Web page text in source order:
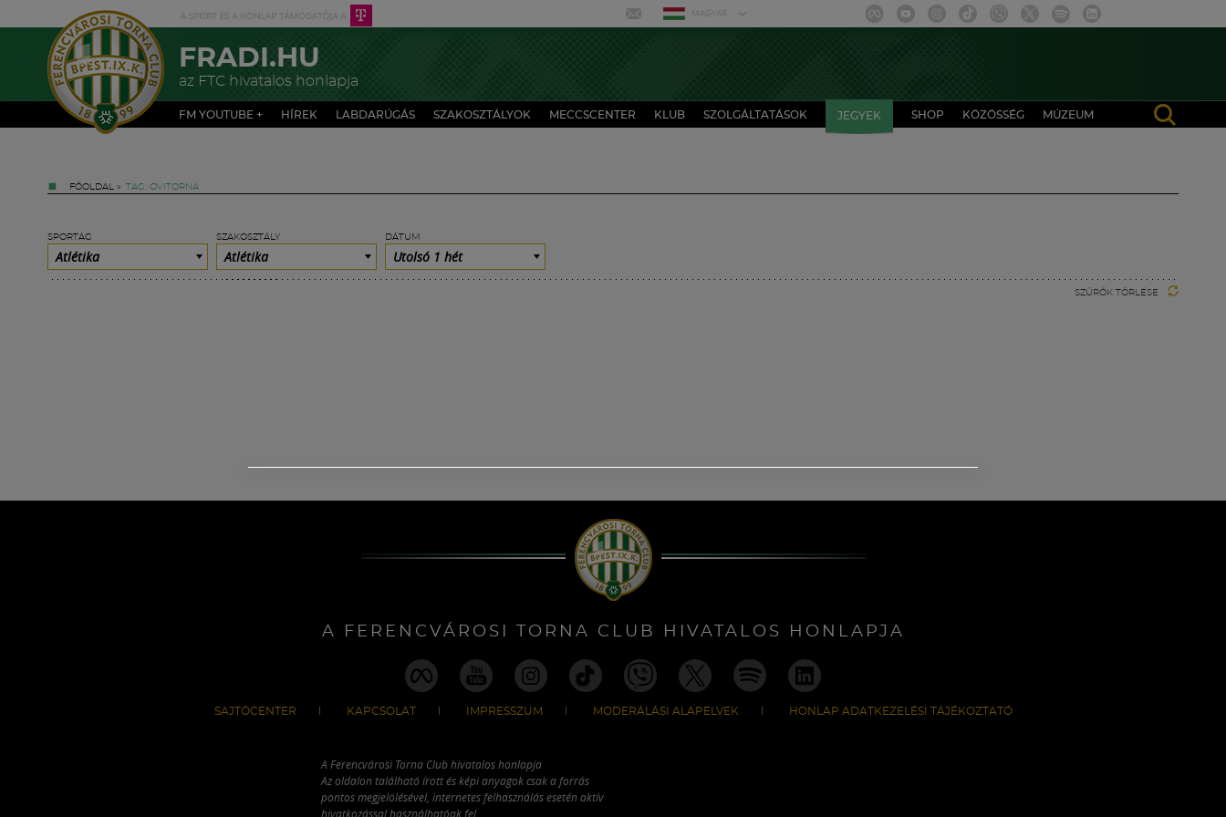
MAGYAR
FRADI.HU
az FTC hivatalos honlapja
FM YOUTUBE + HÍREK LABDARÚGÁS SZAKOSZTÁLYOK MECCSCENTER KLUB SZOLGÁLTATÁSOK JEGYEK SHOP KÖZÖSSÉG MÚZEUM
FŐOLDAL » TAG: OVITORNA
SPORTÁG
Atlétika
SZAKOSZTÁLY
Atlétika
DÁTUM
Utolsó 1 hét
SZŰRŐK TÖRLÉSE
A FERENCVÁROSI TORNA CLUB HIVATALOS HONLAPJA
SAJTÓCENTER KAPCSOLAT IMPRESSZUM MODERÁLÁSI ALAPELVEK HONLAP ADATKEZELÉSI TÁJÉKOZTATÓ
A Ferencvárosi Torna Club hivatalos honlapja
Az oldalon található írott és képi anyagok csak a forrás
pontos megjelölésével, internetes felhasználás esetén aktív
hivatkozással használhatóak fel.